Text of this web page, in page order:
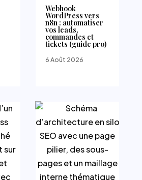
Webhook
WordPress vers
n8n : automatiser
vos leads,
commandes et
tickets (guide pro)
6 Août 2026